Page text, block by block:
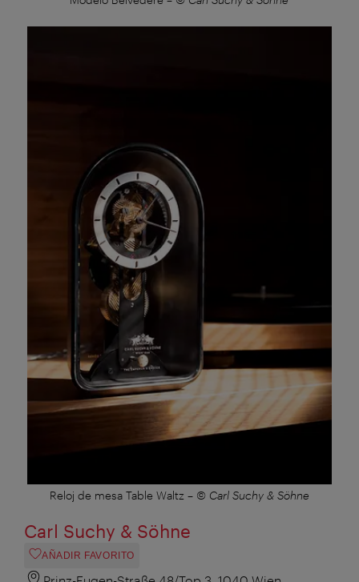
Reloj de mesa Table Waltz – © Carl Suchy & Söhne
Carl Suchy & Söhne
AÑADIR FAVORITO